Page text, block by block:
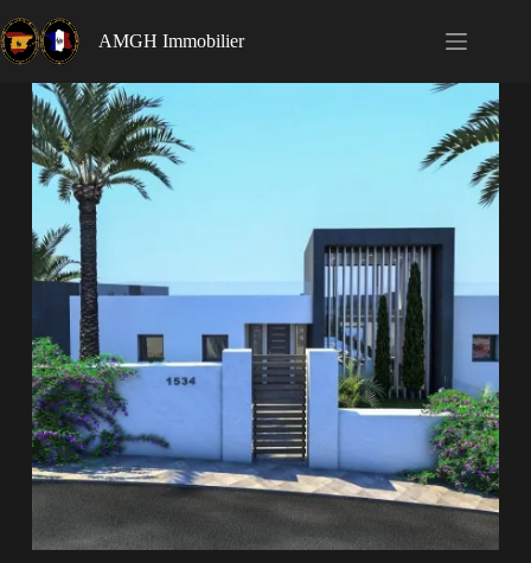
AMGH Immobilier